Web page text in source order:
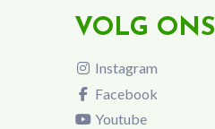
VOLG ONS
Instagram
Facebook
Youtube